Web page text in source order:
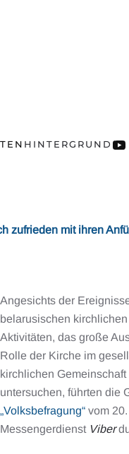
HINTERGRUND
zufrieden mit ihren
Angesichts der
belarusischen
Aktivitäten, das große
Rolle der Kirche im
kirchlichen
untersuchen, führten die
„Volksbefragung“ vom
Messengerdienst Viber